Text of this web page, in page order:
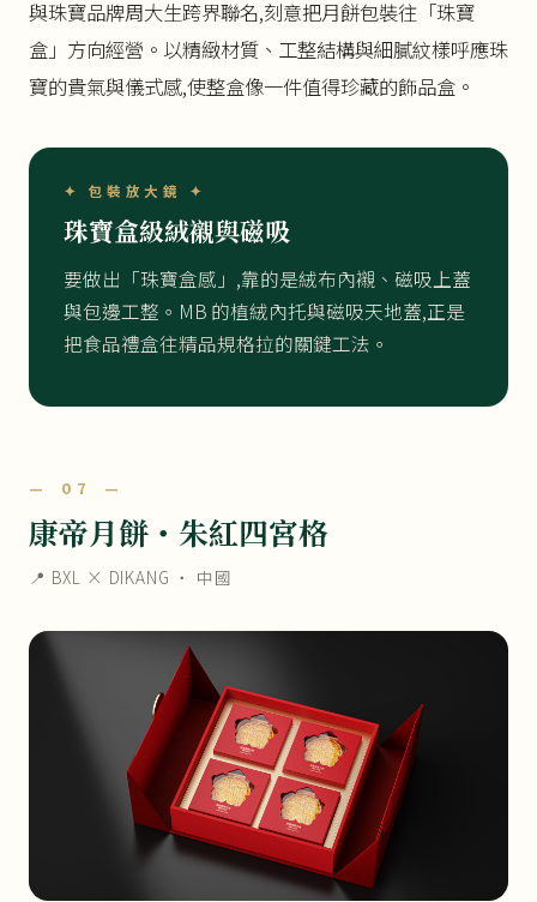
與珠寶品牌周大生跨界聯名,刻意把月餅包裝往「珠寶
盒」方向經營。以精緻材質、工整結構與細膩紋樣呼應珠
寶的貴氣與儀式感,使整盒像一件值得珍藏的飾品盒。
✦ 包裝放大鏡 ✦
珠寶盒級絨襯與磁吸
要做出「珠寶盒感」,靠的是絨布內襯、磁吸上蓋
與包邊工整。MB 的植絨內托與磁吸天地蓋,正是
把食品禮盒往精品規格拉的關鍵工法。
— 07 —
康帝月餅・朱紅四宮格
📍 BXL × DIKANG ・ 中國